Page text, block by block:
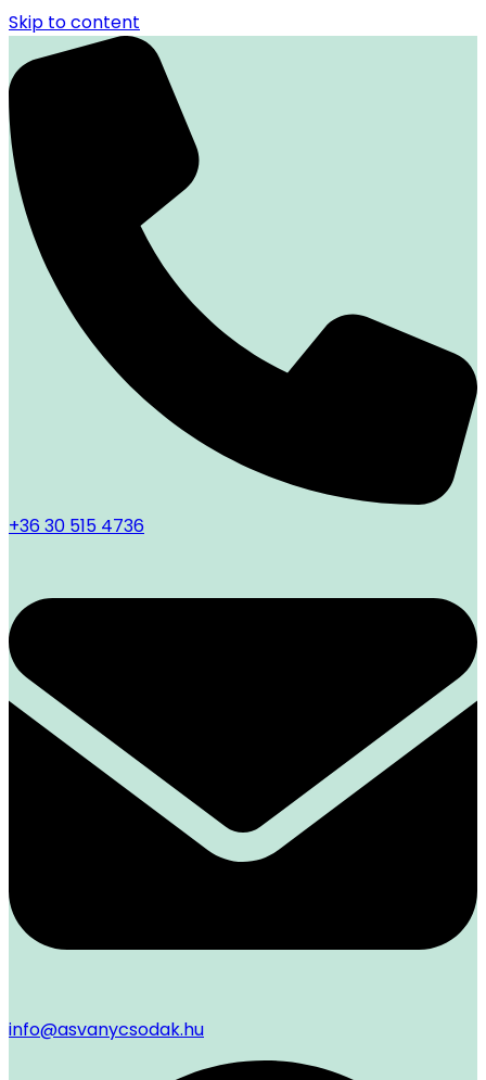
Skip to content
+36 30 515 4736
info@asvanycsodak.hu